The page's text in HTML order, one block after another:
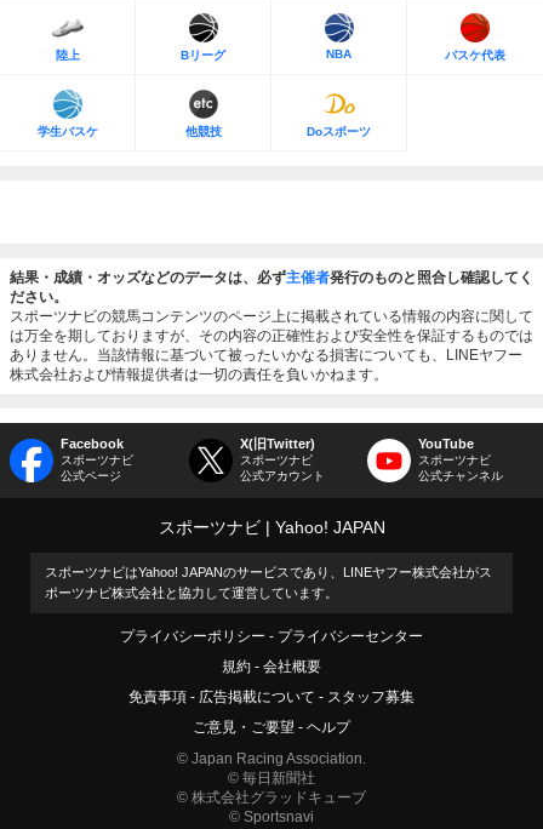
陸上 Bリーグ NBA バスケ代表
学生バスケ 他競技 Doスポーツ
結果・成績・オッズなどのデータは、必ず主催者発行のものと照合し確認してく
ださい。
スポーツナビの競馬コンテンツのページ上に掲載されている情報の内容に関して
は万全を期しておりますが、その内容の正確性および安全性を保証するものでは
ありません。当該情報に基づいて被ったいかなる損害についても、LINEヤフー
株式会社および情報提供者は一切の責任を負いかねます。
Facebook
スポーツナビ
公式ページ
X(旧Twitter)
スポーツナビ
公式アカウント
YouTube
スポーツナビ
公式チャンネル
スポーツナビ Yahoo! JAPAN
スポーツナビはYahoo! JAPANのサービスであり、LINEヤフー株式会社がス
ポーツナビ株式会社と協力して運営しています。
プライバシーポリシー
プライバシーセンター
規約
会社概要
免責事項
広告掲載について
スタッフ募集
ご意見・ご要望
ヘルプ
© Japan Racing Association.
© 毎日新聞社
© 株式会社グラッドキューブ
© Sportsnavi